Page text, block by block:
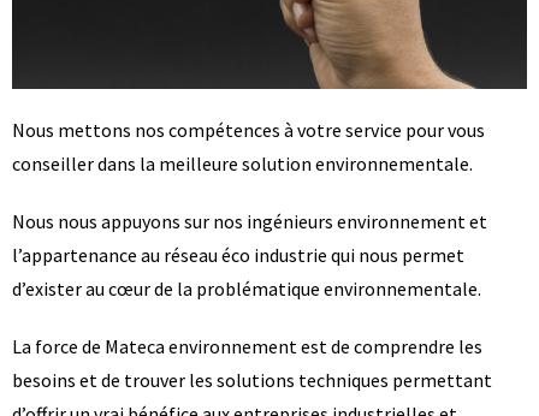
Nous mettons nos compétences à votre service pour vous
conseiller dans la meilleure solution environnementale.
Nous nous appuyons sur nos ingénieurs environnement et
l’appartenance au réseau éco industrie qui nous permet
d’exister au cœur de la problématique environnementale.
La force de Mateca environnement est de comprendre les
besoins et de trouver les solutions techniques permettant